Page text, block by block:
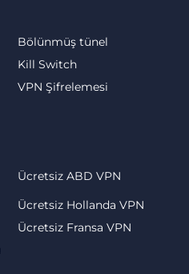
Bölünmüş tünel
Kill Switch
VPN Şifrelemesi
Ücretsiz ABD VPN
Ücretsiz Hollanda VPN
Ücretsiz Fransa VPN